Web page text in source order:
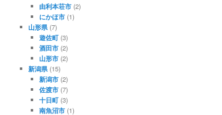
由利本荘市 (2)
にかほ市 (1)
山形県(7)
遊佐町 (3)
酒田市 (2)
山形市 (2)
新潟県(15)
新潟市 (2)
佐渡市 (7)
十日町 (3)
南魚沼市 (1)